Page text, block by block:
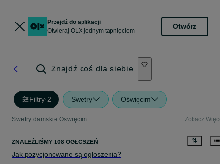
Przejdź do aplikacji
Otwieraj OLX jednym tapnięciem
Otwórz
Znajdź coś dla siebie
Filtry·2 Swetry Oświęcim
Swetry damskie Oświęcim Zobacz
ZNALEŹLIŚMY 108 OGŁOSZEŃ
Jak pozycjonowane są ogłoszenia?